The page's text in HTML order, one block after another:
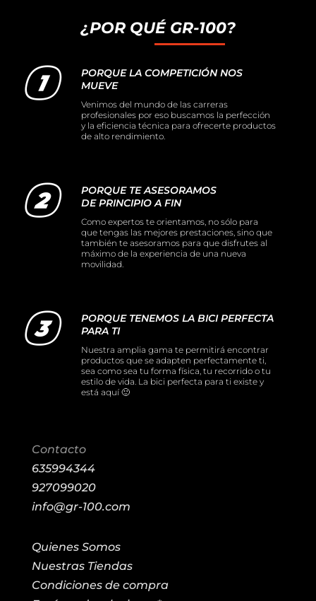
¿POR QUÉ GR-100?
PORQUE LA COMPETICIÓN NOS
MUEVE
Venimos del mundo de las carreras
profesionales por eso buscamos la perfección
y la eficiencia técnica para ofrecerte productos
de alto rendimiento.
PORQUE TE ASESORAMOS
DE PRINCIPIO A FIN
Como expertos te orientamos, no sólo para
que tengas las mejores prestaciones, sino que
también te asesoramos para que disfrutes al
máximo de la experiencia de una nueva
movilidad.
PORQUE TENEMOS LA BICI PERFECTA
PARA TI
Nuestra amplia gama te permitirá encontrar
productos que se adapten perfectamente ti,
sea como sea tu forma física, tu recorrido o tu
estilo de vida. La bici perfecta para ti existe y
está aquí 🙂
Contacto
635994344
927099020
info@gr-100.com
Quienes Somos
Nuestras Tiendas
Condiciones de compra